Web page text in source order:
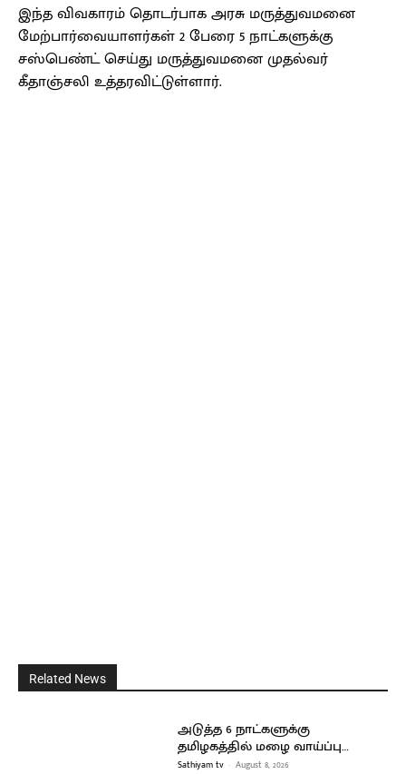
இந்த விவகாரம் தொடர்பாக அரசு மருத்துவமனை
மேற்பார்வையாளர்கள் 2 பேரை 5 நாட்களுக்கு
சஸ்பெண்ட் செய்து மருத்துவமனை முதல்வர்
கீதாஞ்சலி உத்தரவிட்டுள்ளார்.
Related News
அடுத்த 6 நாட்களுக்கு
தமிழகத்தில் மழை வாய்ப்பு…
Sathiyam tv - August 8, 2026